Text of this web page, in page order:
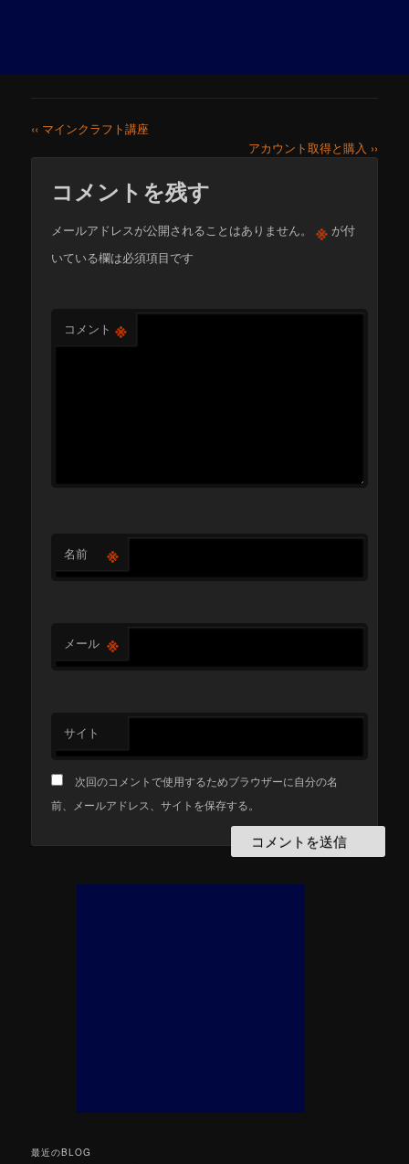
‹‹ マインクラフト講座
アカウント取得と購入 ››
コメントを残す
メールアドレスが公開されることはありません。 ※ が付
いている欄は必須項目です
コメント ※
名前 ※
メール ※
サイト
次回のコメントで使用するためブラウザーに自分の名
前、メールアドレス、サイトを保存する。
最近のBLOG